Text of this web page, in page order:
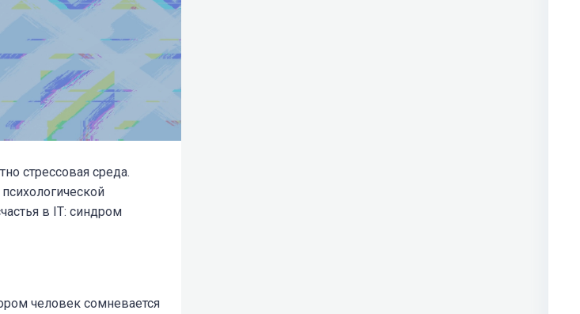
стрессовая среда.
в IT: синдром
человек сомневается